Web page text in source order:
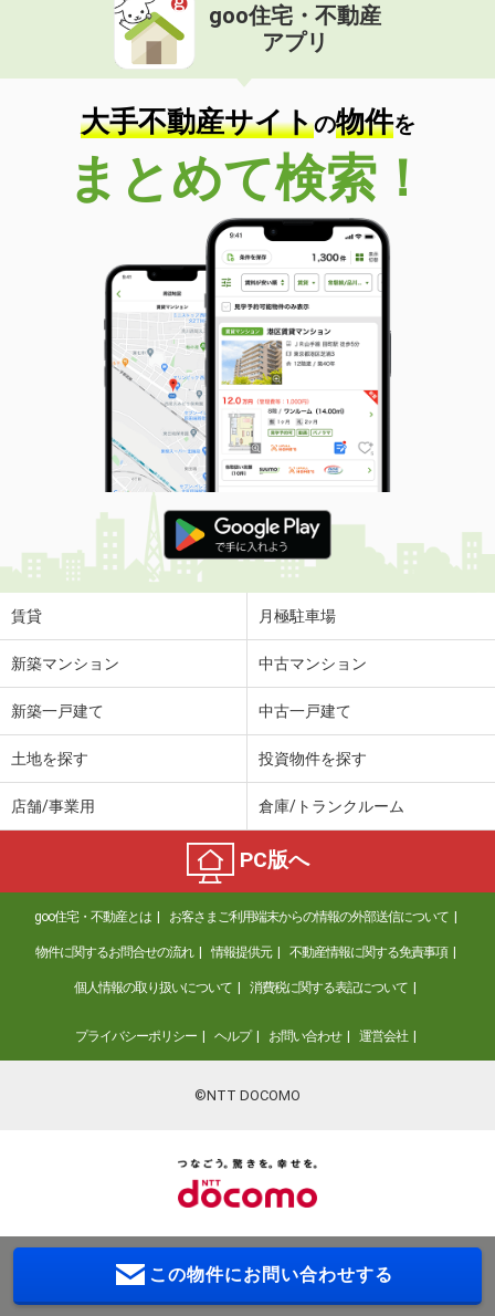
goo住宅・不動産
アプリ
大手不動産サイトの物件を
まとめて検索！
賃貸 月極駐車場
新築マンション 中古マンション
新築一戸建て 中古一戸建て
土地を探す 投資物件を探す
店舗/事業用 倉庫/トランクルーム
PC版へ
goo住宅・不動産とは お客さまご利用端末からの情報の外部送信について
物件に関するお問合せの流れ 情報提供元 不動産情報に関する免責事項
個人情報の取り扱いについて 消費税に関する表記について
プライバシーポリシー ヘルプ お問い合わせ 運営会社
©NTT DOCOMO
この物件にお問い合わせする